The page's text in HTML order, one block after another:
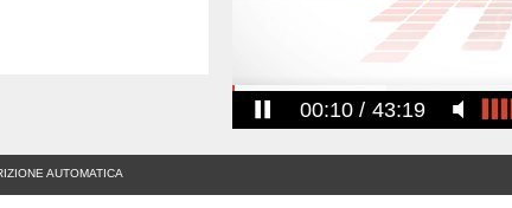
00:10 43:19
AUTOMATICA